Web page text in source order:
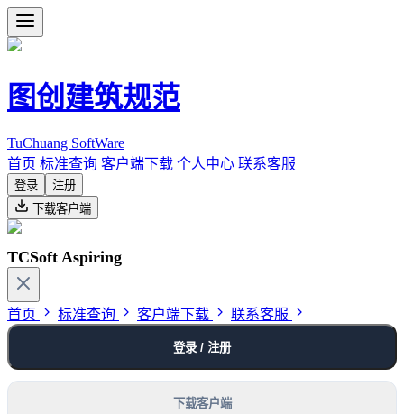
图创建筑规范
TuChuang SoftWare
首页 标准查询 客户端下载 个人中心 联系客服
登录
注册
下载客户端
TCSoft Aspiring
首页 标准查询 客户端下载 联系客服
登录 / 注册
下载客户端